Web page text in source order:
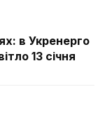
в Укренерго
13 січня